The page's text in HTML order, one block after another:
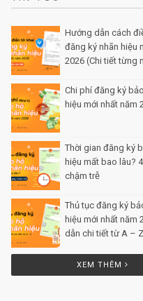
Hướng dẫn cách
đăng ký nhãn hiệu
2026 (Chi tiết từng
Chi phí đăng ký
hiệu mới nhất năm
Thời gian đăng ký
hiệu mất bao lâu?
chậm trễPosted by
Thủ tục đăng ký
hiệu mới nhất năm
dẫn chi tiết từ A – Z
XEM THÊM